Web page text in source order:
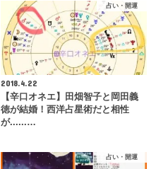
占い・開運
2018.4.22
【辛口オネエ】田畑智子と岡田義
徳が結婚！西洋占星術だと相性
が......…
占い・開運